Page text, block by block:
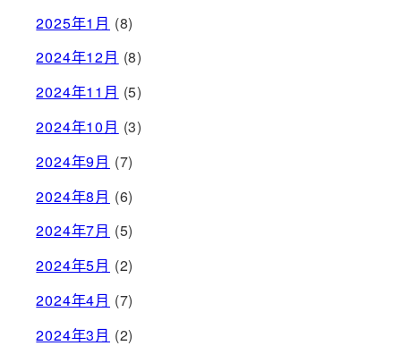
2025年1月 (8)
2024年12月 (8)
2024年11月 (5)
2024年10月 (3)
2024年9月 (7)
2024年8月 (6)
2024年7月 (5)
2024年5月 (2)
2024年4月 (7)
2024年3月 (2)